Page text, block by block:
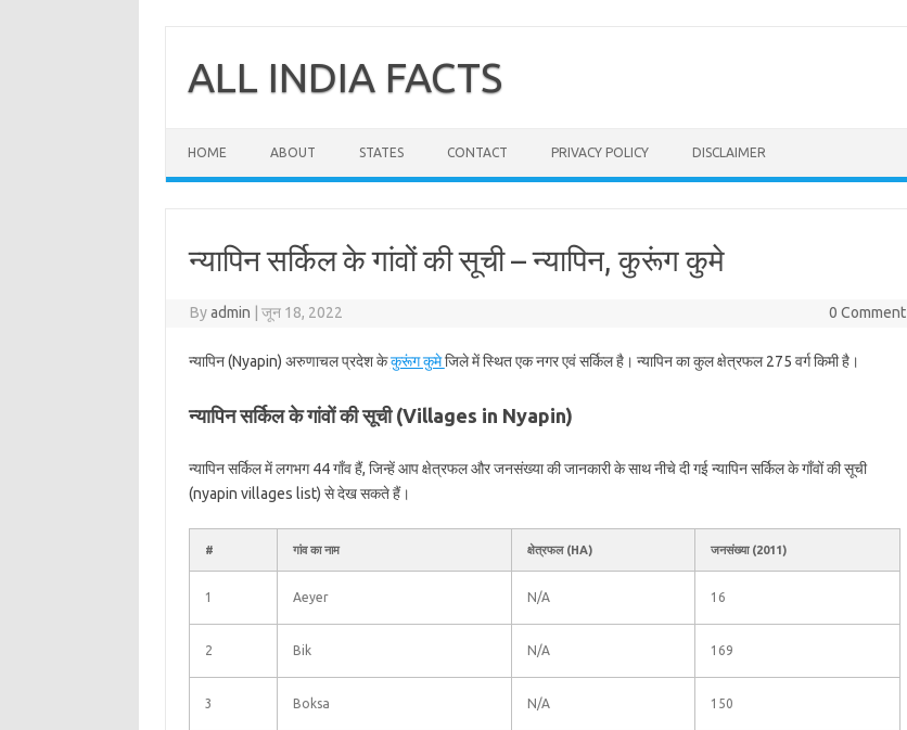
contentALL INDIA FACTS
HOME ABOUT STATES CONTACT PRIVACY POLICY DISCLAIMER
न्यापिन सर्किल के गांवों की सूची – न्यापिन, कुरूंग कुमे
Byadmin जून 18, 2022 0 Comment
न्यापिन (Nyapin) अरुणाचल प्रदेश केकुरूंग कुमेजिले में स्थित एक नगर एवं सर्किल है। न्यापिन का कुल क्षेत्रफल 275 वर्ग किमी है।
न्यापिन सर्किल के गांवों की सूची (Villages in Nyapin)
न्यापिन सर्किल में लगभग 44 गाँव हैं, जिन्हें आप क्षेत्रफल और जनसंख्या की जानकारी के साथ नीचे दी गई न्यापिन सर्किल के गाँवों की सूची
(nyapin villages list) से देख सकते हैं।
# गांव का नाम क्षेत्रफल (HA) जनसंख्या (2011)
1 Aeyer N/A 16
2 Bik N/A 169
3 Boksa N/A 150